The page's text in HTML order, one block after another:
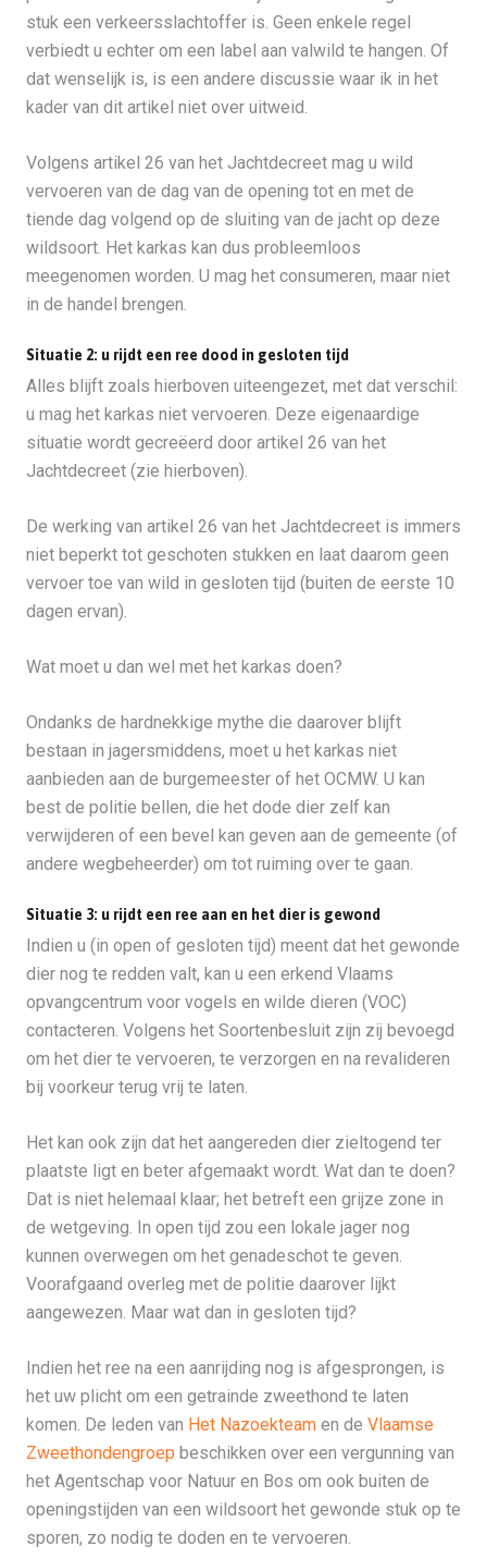
stuk een verkeersslachtoffer is. Geen enkele regel
verbiedt u echter om een label aan valwild te hangen. Of
dat wenselijk is, is een andere discussie waar ik in het
kader van dit artikel niet over uitweid.
Volgens artikel 26 van het Jachtdecreet mag u wild
vervoeren van de dag van de opening tot en met de
tiende dag volgend op de sluiting van de jacht op deze
wildsoort. Het karkas kan dus probleemloos
meegenomen worden. U mag het consumeren, maar niet
in de handel brengen.
Situatie 2: u rijdt een ree dood in gesloten tijd
Alles blijft zoals hierboven uiteengezet, met dat verschil:
u mag het karkas niet vervoeren. Deze eigenaardige
situatie wordt gecreëerd door artikel 26 van het
Jachtdecreet (zie hierboven).
De werking van artikel 26 van het Jachtdecreet is immers
niet beperkt tot geschoten stukken en laat daarom geen
vervoer toe van wild in gesloten tijd (buiten de eerste 10
dagen ervan).
Wat moet u dan wel met het karkas doen?
Ondanks de hardnekkige mythe die daarover blijft
bestaan in jagersmiddens, moet u het karkas niet
aanbieden aan de burgemeester of het OCMW. U kan
best de politie bellen, die het dode dier zelf kan
verwijderen of een bevel kan geven aan de gemeente (of
andere wegbeheerder) om tot ruiming over te gaan.
Situatie 3: u rijdt een ree aan en het dier is gewond
Indien u (in open of gesloten tijd) meent dat het gewonde
dier nog te redden valt, kan u een erkend Vlaams
opvangcentrum voor vogels en wilde dieren (VOC)
contacteren. Volgens het Soortenbesluit zijn zij bevoegd
om het dier te vervoeren, te verzorgen en na revalideren
bij voorkeur terug vrij te laten.
Het kan ook zijn dat het aangereden dier zieltogend ter
plaatste ligt en beter afgemaakt wordt. Wat dan te doen?
Dat is niet helemaal klaar; het betreft een grijze zone in
de wetgeving. In open tijd zou een lokale jager nog
kunnen overwegen om het genadeschot te geven.
Voorafgaand overleg met de politie daarover lijkt
aangewezen. Maar wat dan in gesloten tijd?
Indien het ree na een aanrijding nog is afgesprongen, is
het uw plicht om een getrainde zweethond te laten
komen. De leden van Het Nazoekteamen de Vlaamse
Zweethondengroep beschikken over een vergunning van
het Agentschap voor Natuur en Bos om ook buiten de
openingstijden van een wildsoort het gewonde stuk op te
sporen, zo nodig te doden en te vervoeren.